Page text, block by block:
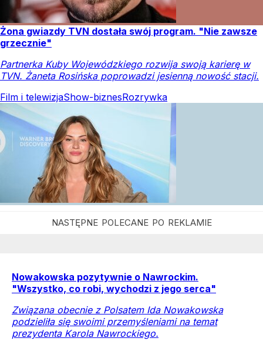
Żona gwiazdy TVN dostała swój program. "Nie zawsze
grzecznie"
Partnerka Kuby Wojewódzkiego rozwija swoją karierę w
TVN. Żaneta Rosińska poprowadzi jesienną nowość stacji.
Film i telewizjaShow-biznesRozrywka
Nowakowska pozytywnie o Nawrockim.
"Wszystko, co robi, wychodzi z jego serca"
Związana obecnie z Polsatem Ida Nowakowska
podzieliła się swoimi przemyśleniami na temat
prezydenta Karola Nawrockiego.